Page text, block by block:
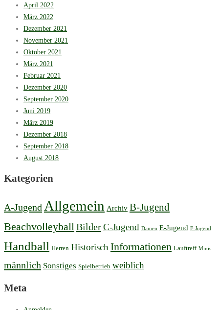
April 2022
März 2022
Dezember 2021
November 2021
Oktober 2021
März 2021
Februar 2021
Dezember 2020
September 2020
Juni 2019
März 2019
Dezember 2018
September 2018
August 2018
Kategorien
A-Jugend Allgemein Archiv B-Jugend
BeachvolleyballBilderC-Jugend Damen E-Jugend F-Jugend
Handball Herren Historisch Informationen Lauftreff Minis
männlich Sonstiges Spielbetrieb weiblich
Meta